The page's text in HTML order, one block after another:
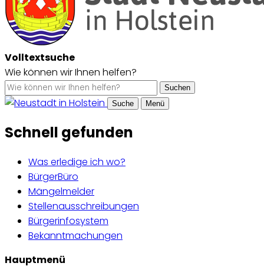
Volltextsuche
Wie können wir Ihnen helfen?
Suchen
Suche
Menü
Schnell gefunden
Was erledige ich wo?
BürgerBüro
Mängelmelder
Stellenausschreibungen
Bürgerinfosystem
Bekanntmachungen
Hauptmenü